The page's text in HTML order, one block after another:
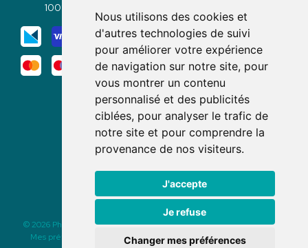
Nous utilisons des cookies et
d'autres technologies de suivi
pour améliorer votre expérience
de navigation sur notre site, pour
vous montrer un contenu
personnalisé et des publicités
ciblées, pour analyser le trafic de
notre site et pour comprendre la
provenance de nos visiteurs.
J'accepte
Je refuse
Changer mes préférences
100% sécurisé
Mode de livraison
Nous suivre
© 2026 Pharmacie des Rochettes | Tous droits réservés | Apotekisto
Mes préférences Cookies | Mentions légales | CGV | Données